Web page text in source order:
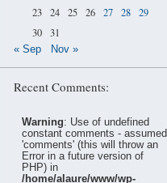
23 24 25 26 27 28
29
30 31
« Sep Nov »
Recent Comments:
Warning: Use of undefined
constant comments - assumed
'comments' (this will throw an
Error in a future version of
PHP) in
/home/alaure/www/wp-